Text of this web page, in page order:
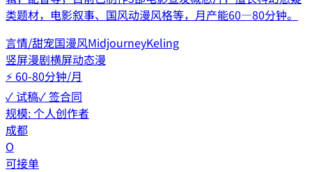
类题材，电影叙事、国风动漫风格等，月产能60—80分钟。
言情/甜宠国漫风MidjourneyKeling
竖屏漫剧横屏动态漫
⚡60-80分钟/月
✓ 试稿✓ 签合同
规模:个人创作者
成都
O
可接单